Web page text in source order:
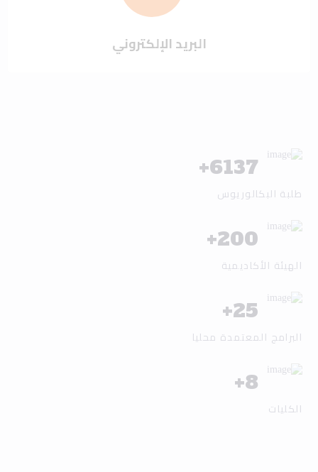
البريد الإلكتروني
6137
+
طلبة البكالوريوس
200
+
الهيئة الأكاديمية
25
+
البرامج المعتمدة محليا
8
+
الكليات